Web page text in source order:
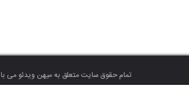
تمام حقوق سایت متعلق به میهن ویدئو می